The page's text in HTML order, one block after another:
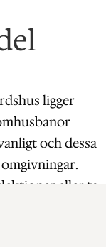
ligger
och dessa
eller ta